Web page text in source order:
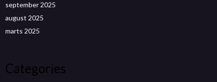
september 2025
august 2025
marts 2025
Categories